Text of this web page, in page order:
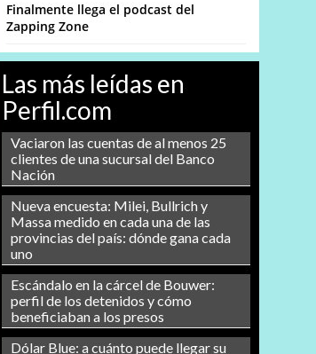
Finalmente llega el podcast del
Zapping Zone
Las más leídas en
Perfil.com
Vaciaron las cuentas de al menos 25
clientes de una sucursal del Banco
Nación
Nueva encuesta: Milei, Bullrich y
Massa medido en cada una de las
provincias del país: dónde gana cada
uno
Escándalo en la cárcel de Bouwer:
perfil de los detenidos y cómo
beneficiaban a los presos
Dólar Blue: a cuánto puede llegar su